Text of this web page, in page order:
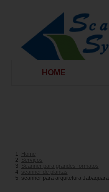
HOME
Home
Serviços
Scanner para grandes formatos
scanner de plantas
scanner para arquitetura Jabaquara